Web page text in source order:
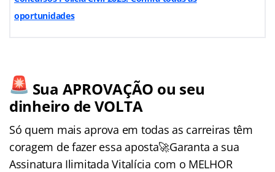
oportunidades
Sua APROVAÇÃO ou seu
dinheiro de VOLTA
Só quem mais aprova em todas as carreiras têm
coragem de fazer essa aposta🚀Garanta a sua
Assinatura Ilimitada Vitalícia com o MELHOR